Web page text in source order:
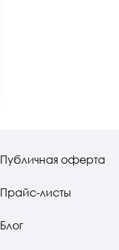
Публичная оферта
Прайс-листы
Блог